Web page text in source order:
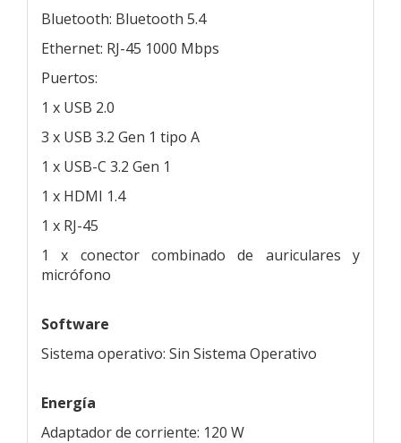
Bluetooth: Bluetooth 5.4
Ethernet: RJ-45 1000 Mbps
Puertos:
1 x USB 2.0
3 x USB 3.2 Gen 1 tipo A
1 x USB-C 3.2 Gen 1
1 x HDMI 1.4
1 x RJ-45
1 x conector combinado de auriculares y
micrófono
Software
Sistema operativo: Sin Sistema Operativo
Energía
Adaptador de corriente: 120 W